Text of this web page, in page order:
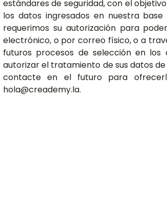
estándares de seguridad, con el
los datos ingresados en nuestra
requerimos su autorización para
electrónico, o por correo físico, o a
futuros procesos de selección en los
autorizar el tratamiento de sus datos
contacte en el futuro para
hola@creademy.la.